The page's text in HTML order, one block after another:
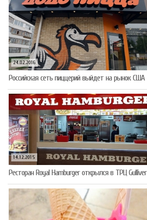
24.02.2016
Российская сеть пиццерий выйдет на рынок США
14.12.2015
Ресторан Royal Hamburger открылся в ТРЦ Gulliver